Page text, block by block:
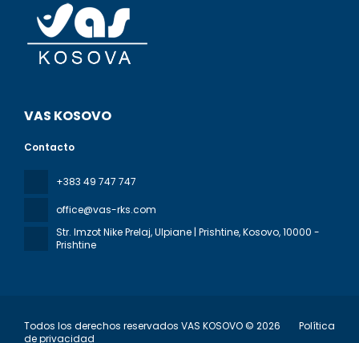
VAS KOSOVO
Contacto
+383 49 747 747
office@vas-rks.com
Str. Imzot Nike Prelaj, Ulpiane | Prishtine, Kosovo, 10000 -
Prishtine
Todos los derechos reservados VAS KOSOVO © 2026
Política
de privacidad